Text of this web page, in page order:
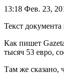
13:18 Фев. 23,
Текст документа
Как пишет
тысяч 53 евро,
Там же сказано,